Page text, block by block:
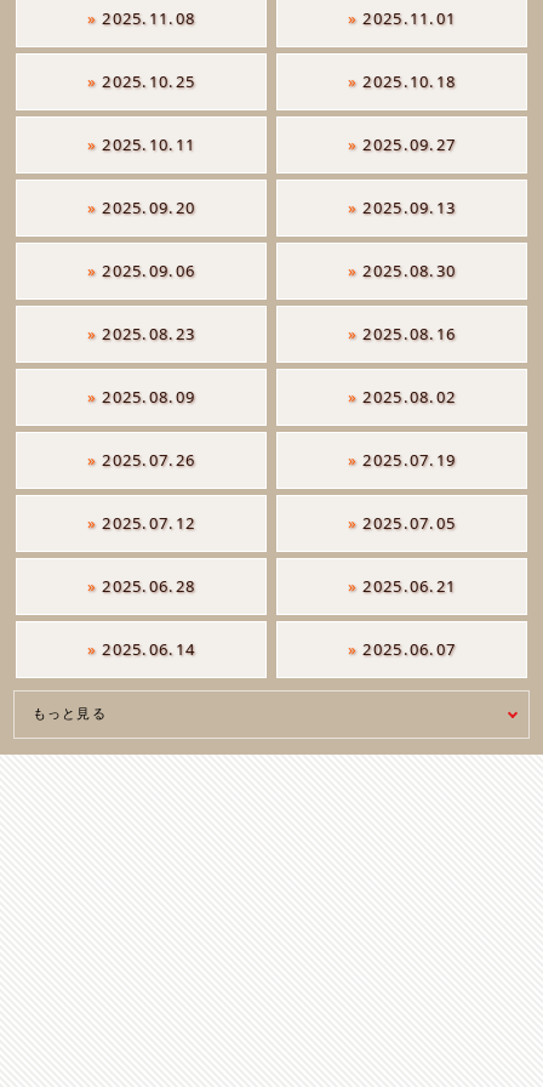
» 2025.11.08 » 2025.11.01
» 2025.10.25 » 2025.10.18
» 2025.10.11 » 2025.09.27
» 2025.09.20 » 2025.09.13
» 2025.09.06 » 2025.08.30
» 2025.08.23 » 2025.08.16
» 2025.08.09 » 2025.08.02
» 2025.07.26 » 2025.07.19
» 2025.07.12 » 2025.07.05
» 2025.06.28 » 2025.06.21
» 2025.06.14 » 2025.06.07
もっと見る